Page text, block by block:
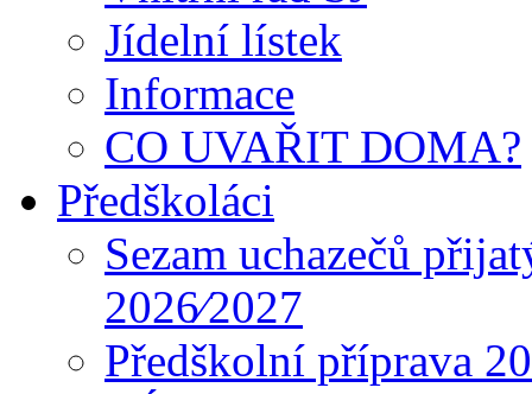
Jídelní lístek
Informace
CO UVAŘIT DOMA?
Předškoláci
Sezam uchazečů
2026⁄2027
Předškolní příprava